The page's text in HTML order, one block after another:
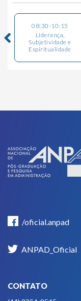
08:30-10:15
Liderança,
Subjetividade e
Espiritualidade
/oficial.anpad
ANPAD_Oficial
CONTATO